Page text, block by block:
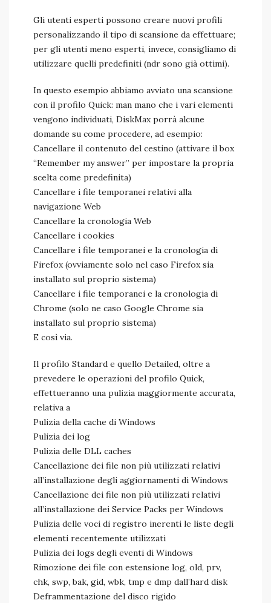
Gli utenti esperti possono creare nuovi profili
personalizzando il tipo di scansione da effettuare;
per gli utenti meno esperti, invece, consigliamo di
utilizzare quelli predefiniti (ndr sono già ottimi).
In questo esempio abbiamo avviato una scansione
con il profilo Quick: man mano che i vari elementi
vengono individuati, DiskMax porrà alcune
domande su come procedere, ad esempio:
Cancellare il contenuto del cestino (attivare il box
“Remember my answer” per impostare la propria
scelta come predefinita)
Cancellare i file temporanei relativi alla
navigazione Web
Cancellare la cronologia Web
Cancellare i cookies
Cancellare i file temporanei e la cronologia di
Firefox (ovviamente solo nel caso Firefox sia
installato sul proprio sistema)
Cancellare i file temporanei e la cronologia di
Chrome (solo ne caso Google Chrome sia
installato sul proprio sistema)
E così via.
Il profilo Standard e quello Detailed, oltre a
prevedere le operazioni del profilo Quick,
effettueranno una pulizia maggiormente accurata,
relativa a
Pulizia della cache di Windows
Pulizia dei log
Pulizia delle DLL caches
Cancellazione dei file non più utilizzati relativi
all’installazione degli aggiornamenti di Windows
Cancellazione dei file non più utilizzati relativi
all’installazione dei Service Packs per Windows
Pulizia delle voci di registro inerenti le liste degli
elementi recentemente utilizzati
Pulizia dei logs degli eventi di Windows
Rimozione dei file con estensione log, old, prv,
chk, swp, bak, gid, wbk, tmp e dmp dall’hard disk
Deframmentazione del disco rigido